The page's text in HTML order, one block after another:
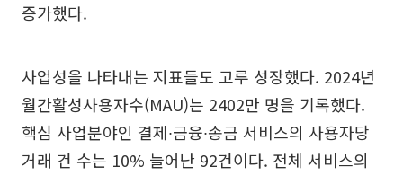
증가했다.
사업성을 나타내는 지표들도 고루 성장했다. 2024년
월간활성사용자수(MAU)는 2402만 명을 기록했다.
핵심 사업분야인 결제∙금융∙송금 서비스의 사용자당
거래 건 수는 10% 늘어난 92건이다. 전체 서비스의